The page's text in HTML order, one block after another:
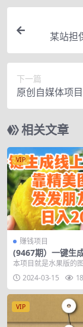
某站担
下一篇
原创自媒体项
个人，老项目
相关文章
VIP
赚钱项目
(9467期）一键生
店，靠精美图片发
也能日入200
本项目就是水果版的
键生成店铺小程序后
友圈卖水果，发货和
2024-03-15
VIP